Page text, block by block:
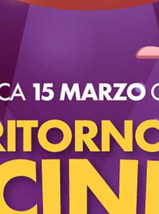
appuntamento tra tradizione, fantasia e
divertimento per tutta la famiglia.